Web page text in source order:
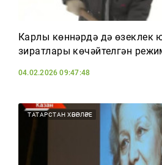
Карлы көннәрдә дә өзеклек
зиратлары көчәйтелгән
04.02.2026 09:47:48
ТАТАРСТАН ХӘБӘРЛӘРЕ